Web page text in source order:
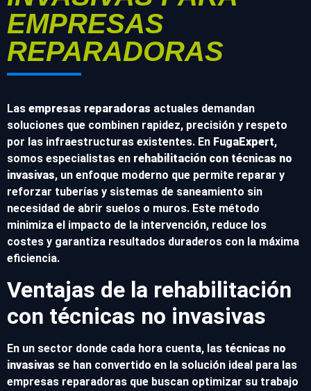
EMPRESAS
REPARADORAS
Las empresas reparadoras actuales demandan
soluciones que combinen rapidez, precisión y respeto
por las infraestructuras existentes. En FugaExpert,
somos especialistas en rehabilitación con técnicas no
invasivas, un enfoque moderno que permite reparar y
reforzar tuberías y sistemas de saneamiento sin
necesidad de abrir suelos o muros. Este método
minimiza el impacto de la intervención, reduce los
costes y garantiza resultados duraderos con la máxima
eficiencia.
Ventajas de la rehabilitación
con técnicas no invasivas
En un sector donde cada hora cuenta, las técnicas no
invasivas se han convertido en la solución ideal para las
empresas reparadoras que buscan optimizar su trabajo